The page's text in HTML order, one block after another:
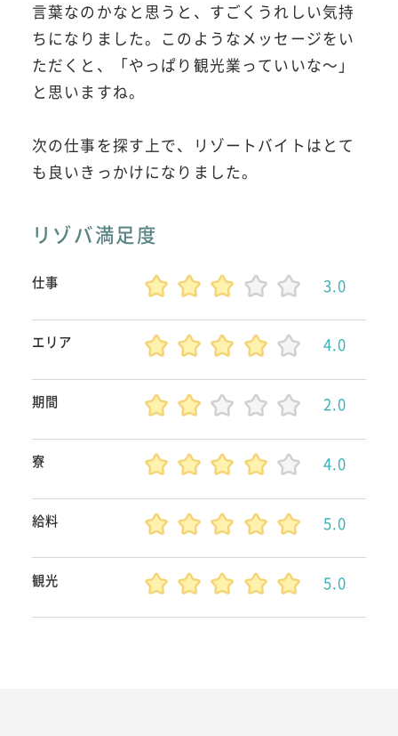
言葉なのかなと思うと、すごくうれしい気持
ちになりました。このようなメッセージをい
ただくと、「やっぱり観光業っていいな～」
と思いますね。
次の仕事を探す上で、リゾートバイトはとて
も良いきっかけになりました。
リゾバ満足度
仕事 3.0
エリア 4.0
期間 2.0
寮 4.0
給料 5.0
観光 5.0